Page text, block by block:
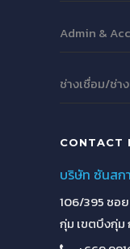
Admin &
ช่างเชื่อม/ช่า
CONTACT
บริษัท ซันสก
106/395 ซอ
กุ่ม เขตบึงกุ่ม